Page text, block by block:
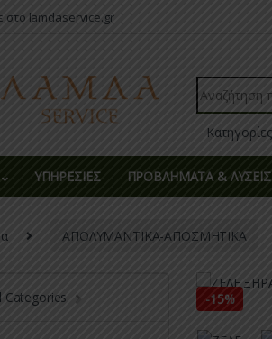
στο lamdaservice.gr
Search for:
ΥΠΗΡΕΣΙΕΣ ΠΡΟΒΛΗΜΑΤΑ & ΛΥΣΕΙΣ
ΑΠΟΛΥΜΑΝΤΙΚΑ-ΑΠΟΣΜΗΤΙΚΑ
-15%
Categories